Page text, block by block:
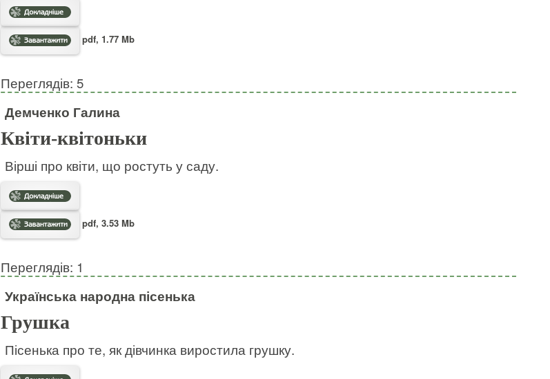
pdf, 1.77 Mb
Переглядів: 5
Демченко Галина
Квіти-квітоньки
Вірші про квіти, що ростуть у саду.
pdf, 3.53 Mb
Переглядів: 1
Українська народна пісенька
Грушка
Пісенька про те, як дівчинка виростила грушку.